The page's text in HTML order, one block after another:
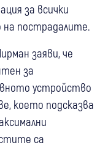
за всички
на пострадалите.
заяви, че
за
устройство
което подсказва
са